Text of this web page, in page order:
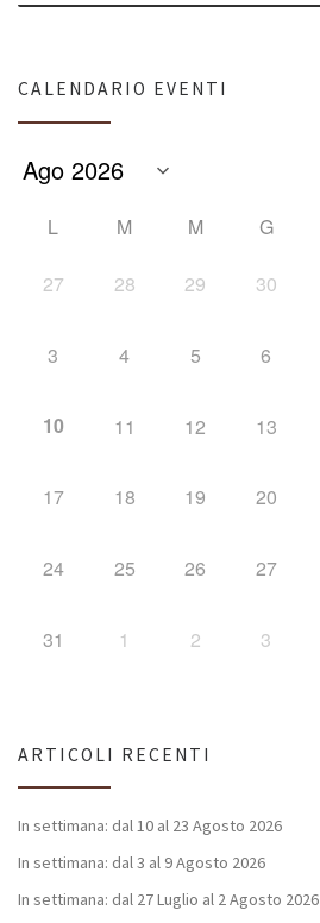
CALENDARIO EVENTI
L M M G
27 28 29 30
3 4 5 6
10 11 12 13
17 18 19 20
24 25 26 27
31 1 2 3
ARTICOLI RECENTI
In settimana: dal 10 al 23 Agosto 2026
In settimana: dal 3 al 9 Agosto 2026
In settimana: dal 27 Luglio al 2 Agosto 2026